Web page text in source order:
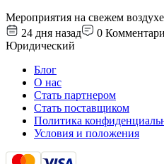
Мероприятия на свежем воздухе
24 дня назад
0
Юридический
Блог
О нас
Стать партнером
Стать поставщиком
Политика
Условия и положения